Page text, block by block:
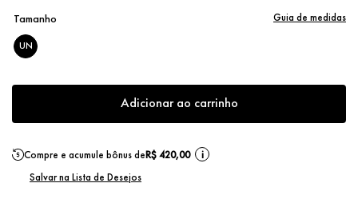
Tamanho
UN
Guia de medidas
Adicionar ao carrinho
Compre e acumule bônus deR$ 420,00 i